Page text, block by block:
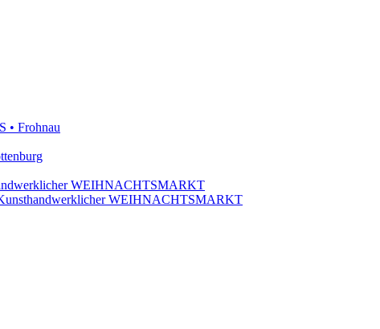
• Frohnau
WEIHNACHTSMARKT
WEIHNACHTSMARKT